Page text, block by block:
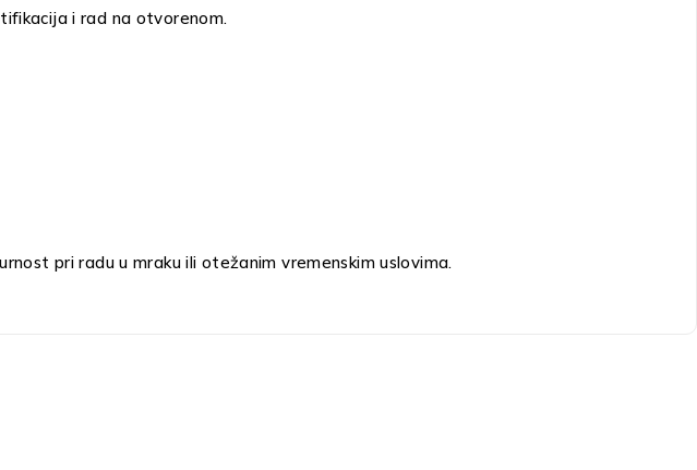
i rad na otvorenom.
pri radu u mraku ili otežanim vremenskim uslovima.